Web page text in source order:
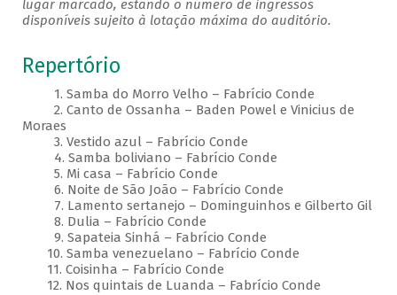
lugar marcado, estando o número de ingressos
disponíveis sujeito à lotação máxima do auditório.
Repertório
1. Samba do Morro Velho – Fabrício Conde
2. Canto de Ossanha – Baden Powel e Vinicius de
Moraes
3. Vestido azul – Fabrício Conde
4. Samba boliviano – Fabrício Conde
5. Mi casa – Fabrício Conde
6. Noite de São João – Fabrício Conde
7. Lamento sertanejo – Dominguinhos e Gilberto Gil
8. Dulia – Fabrício Conde
9. Sapateia Sinhá – Fabrício Conde
10. Samba venezuelano – Fabrício Conde
11. Coisinha – Fabrício Conde
12. Nos quintais de Luanda – Fabrício Conde